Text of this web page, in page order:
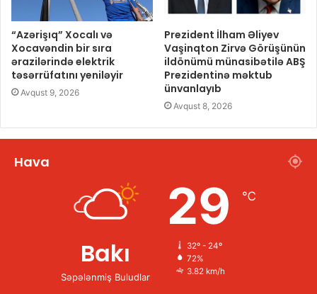
“Azərişıq” Xocalı və
Xocavəndin bir sıra
ərazilərində elektrik
təsərrüfatını yeniləyir
Avqust 9, 2026
Prezident İlham Əliyev
Vaşinqton Zirvə Görüşünün
ildönümü münasibətilə ABŞ
Prezidentinə məktub
ünvanlayıb
Avqust 8, 2026
Hava
Bakı
Səpələnmiş Buludlar
29 ℃
32º - 24º
72%
3.82 km/h